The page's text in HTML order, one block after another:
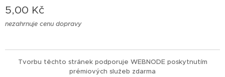
5,00 Kč
nezahrnuje cenu dopravy
Tvorbu těchto stránek podporuje WEBNODE poskytnutím
prémiových služeb zdarma